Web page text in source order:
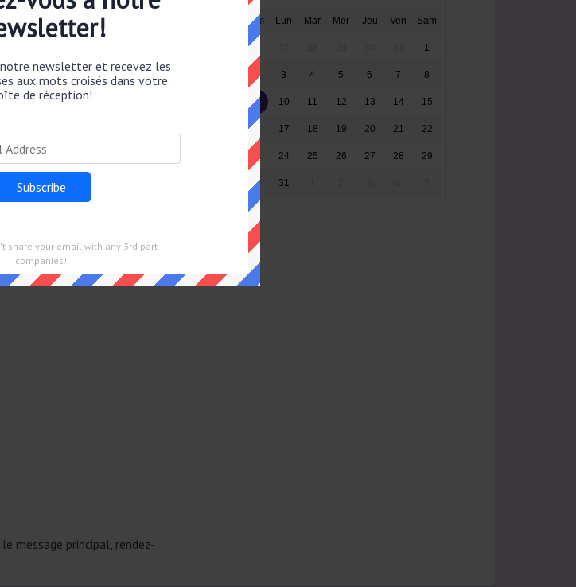
message principal, rendez-
Dim Lun Mar Mer Jeu Ven Sam
26 1
3 4 5 6 7 8
9 10 11 12 13 14 15
16 17 18 19 20 21 22
24 25 26 27 28 29
30 31
newsletter et recevez les
aux mots croisés dans votre
de réception!
share your email with any 3rd part
companies!